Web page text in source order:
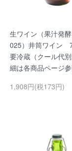
生ワイン（果汁発
025）井筒ワイ
要冷蔵（クール代
細は各商品ページ参
1,908円(税173円)